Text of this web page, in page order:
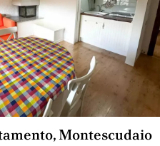
Montescudaio